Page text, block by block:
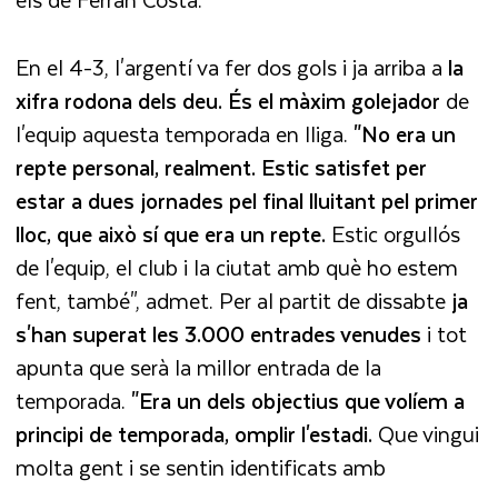
En el 4-3, l'argentí va fer dos gols i ja arriba a la
xifra rodona dels deu. És el màxim golejador de
l'equip aquesta temporada en lliga. "No era un
repte personal, realment. Estic satisfet per
estar a dues jornades pel final lluitant pel primer
lloc, que això sí que era un repte. Estic orgullós
de l'equip, el club i la ciutat amb què ho estem
fent, també", admet. Per al partit de dissabte ja
s'han superat les 3.000 entrades venudes i tot
apunta que serà la millor entrada de la
temporada. "Era un dels objectius que volíem a
principi de temporada, omplir l'estadi. Que vingui
molta gent i se sentin identificats amb